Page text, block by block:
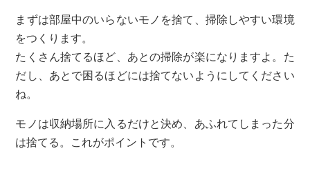
まずは部屋中のいらないモノを捨て、掃除しやすい環境
をつくります。
たくさん捨てるほど、あとの掃除が楽になりますよ。た
だし、あとで困るほどには捨てないようにしてください
ね。
モノは収納場所に入るだけと決め、あふれてしまった分
は捨てる。これがポイントです。